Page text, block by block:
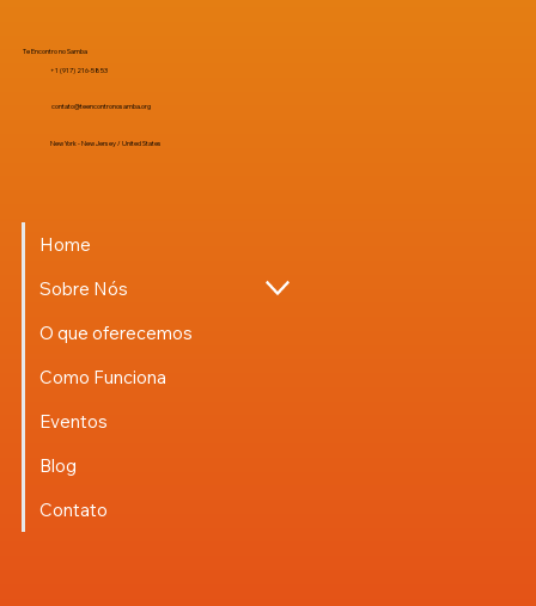
Home
Sobre Nós
O que oferecemos
Como Funciona
Eventos
Blog
Contato
Te Encontro no Samba
+1 (917) 216-5853
contato@teencontronosamba.org
New York - New Jersey / United States